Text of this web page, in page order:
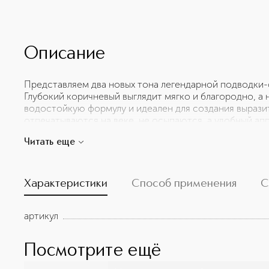
Описание
Представляем два новых тона легендарной
Глубокий коричневый выглядит мягко и благородно,
водостойкую формулу и идеален для создания
отпечатываются на веке, не осыпаются, а удобный
продукта. Коричневая Cabaret Premiere покоряет
Читать еще
Характеристики Способ применения
артикул
Посмотрите ещё